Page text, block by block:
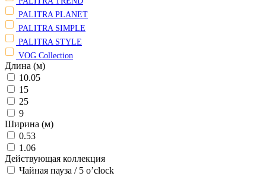
PALITRA PLANET
PALITRA SIMPLE
PALITRA STYLE
VOG Collection
Длина (м)
10.05
15
25
9
Ширина (м)
0.53
1.06
Действующая коллекция
Чайная пауза / 5 o’clock